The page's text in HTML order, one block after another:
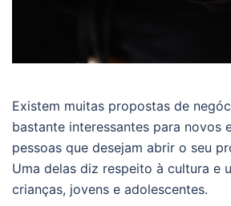
Existem muitas propostas de
bastante interessantes para novos
pessoas que desejam abrir o seu
Uma delas diz respeito à cultura e
crianças, jovens e adolescentes.